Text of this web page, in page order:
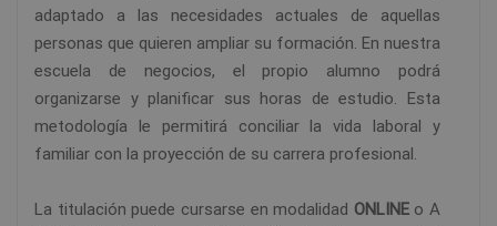
adaptado a las necesidades actuales de aquellas
personas que quieren ampliar su formación. En nuestra
escuela de negocios, el propio alumno podrá
organizarse y planificar sus horas de estudio. Esta
metodología le permitirá conciliar la vida laboral y
familiar con la proyección de su carrera profesional.
La titulación puede cursarse en modalidad ONLINEo A